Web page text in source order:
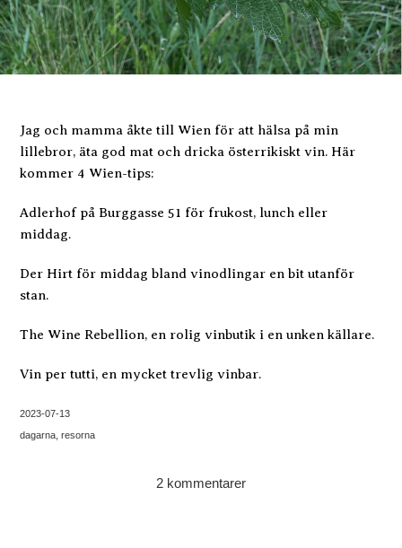
Jag och mamma åkte till Wien för att hälsa på min
lillebror, äta god mat och dricka österrikiskt vin. Här
kommer 4 Wien-tips:
Adlerhof på Burggasse 51 för frukost, lunch eller
middag.
Der Hirt för middag bland vinodlingar en bit utanför
stan.
The Wine Rebellion, en rolig vinbutik i en unken källare.
Vin per tutti, en mycket trevlig vinbar.
2023-07-13
dagarna resorna
2 kommentarer